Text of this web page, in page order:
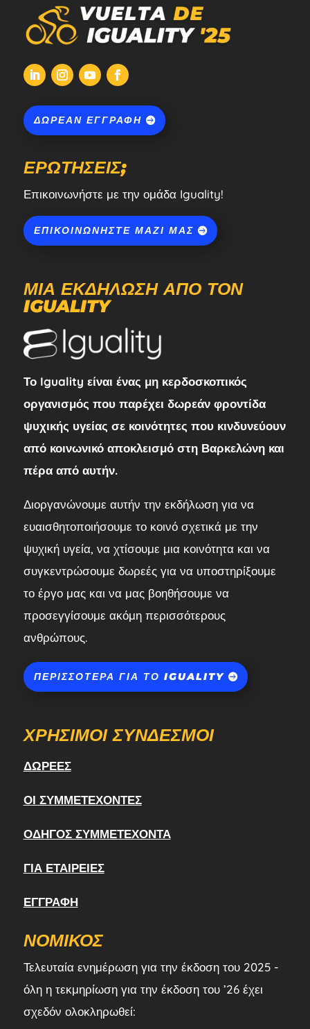
ΔΩΡΕΆΝ ΕΓΓΡΑΦΉ
ΕΡΩΤΉΣΕΙΣ;
Επικοινωνήστε με την ομάδα Iguality!
ΕΠΙΚΟΙΝΩΝΉΣΤΕ ΜΑΖΊ ΜΑΣ
ΜΙΑ ΕΚΔΉΛΩΣΗ ΑΠΌ ΤΟΝ
IGUALITY
Το Iguality είναι ένας μη κερδοσκοπικός
οργανισμός που παρέχει δωρεάν φροντίδα
ψυχικής υγείας σε κοινότητες που κινδυνεύουν
από κοινωνικό αποκλεισμό στη Βαρκελώνη και
πέρα από αυτήν.
Διοργανώνουμε αυτήν την εκδήλωση για να
ευαισθητοποιήσουμε το κοινό σχετικά με την
ψυχική υγεία, να χτίσουμε μια κοινότητα και να
συγκεντρώσουμε δωρεές για να υποστηρίξουμε
το έργο μας και να μας βοηθήσουμε να
προσεγγίσουμε ακόμη περισσότερους
ανθρώπους.
ΠΕΡΙΣΣΌΤΕΡΑ ΓΙΑ ΤΟ IGUALITY
ΧΡΉΣΙΜΟΙ ΣΎΝΔΕΣΜΟΙ
ΔΩΡΕΈΣ
ΟΙ ΣΥΜΜΕΤΈΧΟΝΤΕΣ
ΟΔΗΓΌΣ ΣΥΜΜΕΤΈΧΟΝΤΑ
ΓΙΑ ΕΤΑΙΡΕΊΕΣ
ΕΓΓΡΑΦΉ
ΝΟΜΙΚΌΣ
Τελευταία ενημέρωση για την έκδοση του 2025 -
όλη η τεκμηρίωση για την έκδοση του ’26 έχει
σχεδόν ολοκληρωθεί: